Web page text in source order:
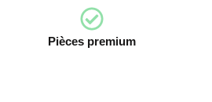
Pièces premium